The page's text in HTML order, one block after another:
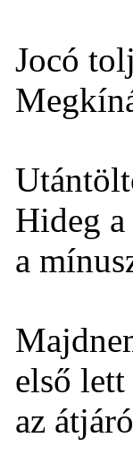
Jocó
Hideg
a
első
az